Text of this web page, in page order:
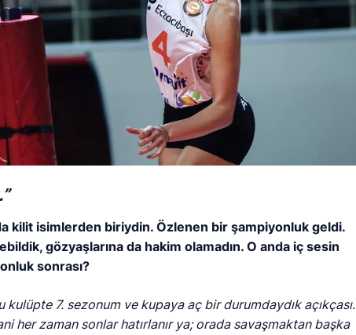
kilit isimlerden biriydin. Özlenen bir şampiyonluk geldi.
gözyaşlarına da hakim olamadın. O anda iç sesin
sonrası?
7. sezonum ve kupaya aç bir durumdaydık açıkçası.
her zaman sonlar hatırlanır ya; orada savaşmaktan başka